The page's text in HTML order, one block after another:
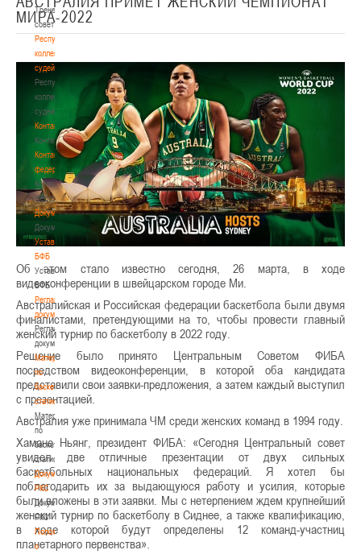
Тренерский
совет
Республиканская
коллегия
судей
Республиканская
коллегия
судей
Контакты
Контакты
Контакты
федерации
Контакты
федерации
Документы
Документы
Устав
БФБ
Устав
БФБ
Регламентирующие
документы
Регламентирующие
документы
Материалы
по
баскетбольной
статистике
Материалы
по
баскетбольной
статистике
Документы
РКС
Документы
РКС
Положение
о
МИРА-2022
Об этом стало известно сегодня, 26 марта, в ходе
видеоконференции в швейцарском городе Ми.
Австралийская и Российская федерации баскетбола были двумя
финалистами, претендующими на то, чтобы провести главный
женский турнир по баскетболу в 2022 году.
Решение было принято Центральным Советом ФИБА
посредством видеоконференции, в которой оба кандидата
представили свои заявки-предложения, а затем каждый выступил
с презентацией.
Австралия уже принимала ЧМ среди женских команд в 1994 году.
Хамане Ньянг, президент ФИБА: «Сегодня Центральный совет
увидел две отличные презентации от двух сильных
баскетбольных национальных федераций. Я хотел бы
поблагодарить их за выдающуюся работу и усилия, которые
были вложены в эти заявки. Мы с нетерпением ждем крупнейший
женский турнир по баскетболу в Сиднее, а также квалификацию,
в ходе которой будут определены 12 команд-участниц
планетарного первенства».